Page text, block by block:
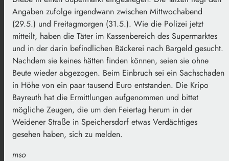
Angaben zufolge irgendwann zwischen Mittwochabend
(29.5.) und Freitagmorgen (31.5.). Wie die Polizei jetzt
mitteilt, haben die Täter im Kassenbereich des Supermarktes
und in der darin befindlichen Bäckerei nach Bargeld gesucht.
Nachdem sie keines hätten finden können, seien sie ohne
Beute wieder abgezogen. Beim Einbruch sei ein Sachschaden
in Höhe von ein paar tausend Euro entstanden. Die Kripo
Bayreuth hat die Ermittlungen aufgenommen und bittet
mögliche Zeugen, die um den Feiertag herum in der
Weidener Straße in Speichersdorf etwas Verdächtiges
gesehen haben, sich zu melden.
mso